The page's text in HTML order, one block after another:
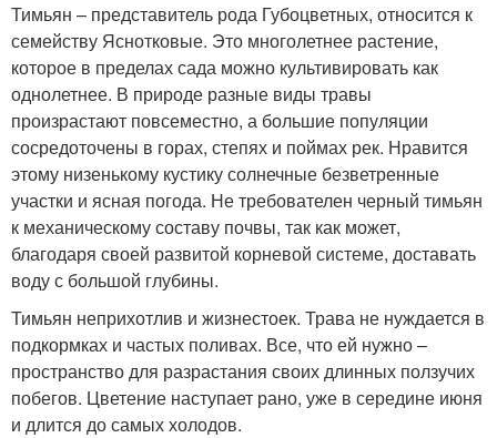
Тимьян – представитель рода Губоцветных, относится к
семейству Яснотковые. Это многолетнее растение,
которое в пределах сада можно культивировать как
однолетнее. В природе разные виды травы
произрастают повсеместно, а большие популяции
сосредоточены в горах, степях и поймах рек. Нравится
этому низенькому кустику солнечные безветренные
участки и ясная погода. Не требователен черный тимьян
к механическому составу почвы, так как может,
благодаря своей развитой корневой системе, доставать
воду с большой глубины.
Тимьян неприхотлив и жизнестоек. Трава не нуждается в
подкормках и частых поливах. Все, что ей нужно –
пространство для разрастания своих длинных ползучих
побегов. Цветение наступает рано, уже в середине июня
и длится до самых холодов.